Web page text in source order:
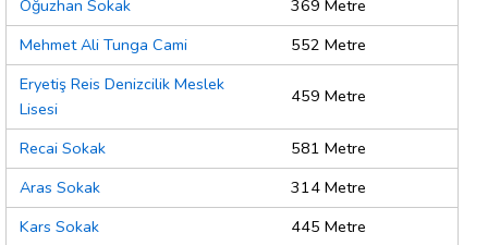
Oğuzhan Sokak
369 Metre
Mehmet Ali Tunga Cami
552 Metre
Eryetiş Reis Denizcilik Meslek
Lisesi
459 Metre
Recai Sokak
581 Metre
Aras Sokak
314 Metre
Kars Sokak
445 Metre